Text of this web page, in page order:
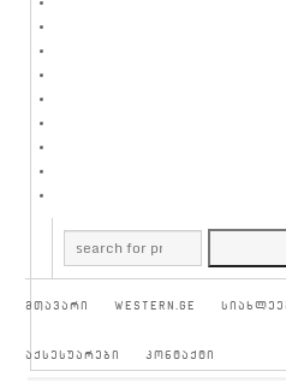
მთავარი WESTERN.GE
აქსესუარები კონტაქტი